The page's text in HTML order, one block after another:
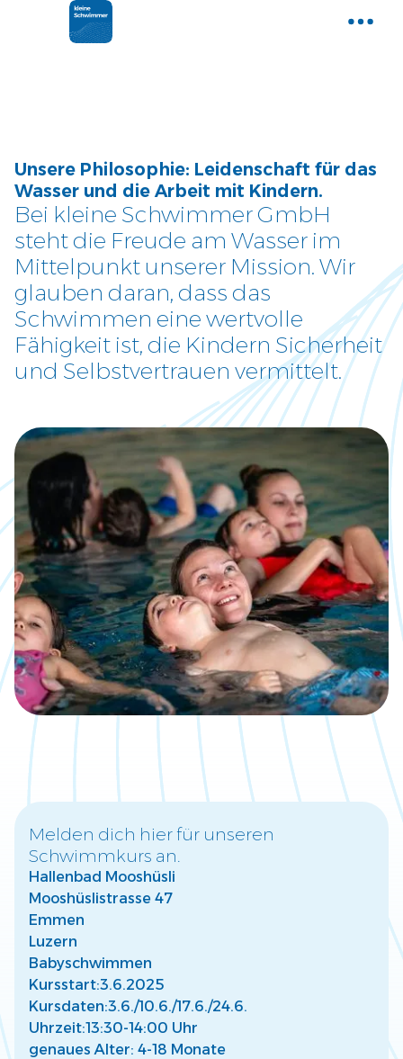
Aktuelle News
Neues und Tipps aus der Welt der
kleinen Schwimmer
Kurse
Entdecke unser Kursangebot
Über uns
Tauche ein und lerne uns
kennen
Kalender
Was, wann, wo inklusive direkter
Anmeldemöglichkeit
Jobs
Eine neue Challenge gesucht?
Bäder
Übersicht über unsere Locations
Kontakt
Wir sind gerne für Dich da
Aktuelle Artikel
Warum frühzeitige Wassergewöhnung für
Kinder wichtig ist
Entdecke, wie frühe Wassergewöhnung die Entwicklung
Deines Kindes fördert und eine sichere Basis für Freude
Mehr lesen
Unsere Philosophie: Leidenschaft für das
Wasser und die Arbeit mit Kindern.
Bei kleine Schwimmer GmbH
steht die Freude am Wasser im
Mittelpunkt unserer Mission. Wir
glauben daran, dass das
Schwimmen eine wertvolle
Fähigkeit ist, die Kindern Sicherheit
und Selbstvertrauen vermittelt.
Melden dich hier für unseren
Schwimmkurs an.
Hallenbad Mooshüsli
Mooshüslistrasse 47
Emmen
Luzern
Babyschwimmen
Kursstart:3.6.2025
Kursdaten:3.6./10.6./17.6./24.6.
Uhrzeit:13:30-14:00 Uhr
genaues Alter: 4-18 Monate